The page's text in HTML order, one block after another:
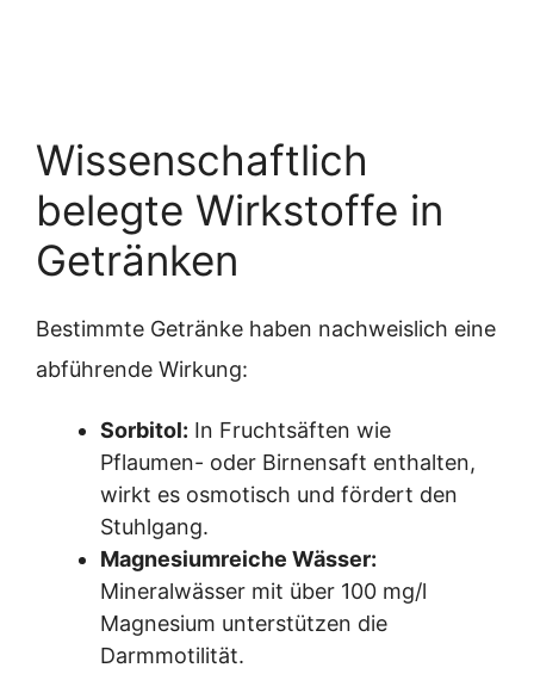
Wissenschaftlich
belegte Wirkstoffe in
Getränken
Bestimmte Getränke haben nachweislich eine
abführende Wirkung:
Sorbitol: In Fruchtsäften wie
Pflaumen- oder Birnensaft enthalten,
wirkt es osmotisch und fördert den
Stuhlgang.
Magnesiumreiche Wässer:
Mineralwässer mit über 100 mg/l
Magnesium unterstützen die
Darmmotilität.